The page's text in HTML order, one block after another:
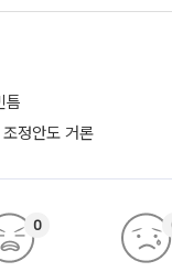
틈
정안도 거론
0